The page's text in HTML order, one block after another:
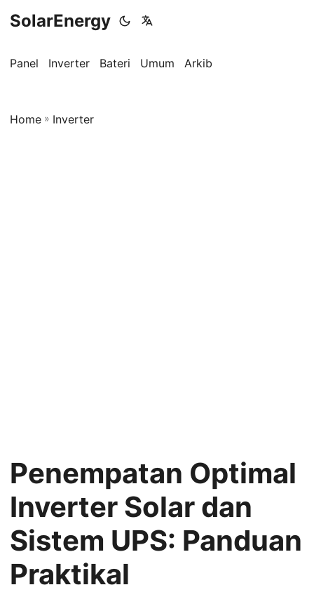
SolarEnergy
Panel Inverter Bateri Umum Arkib
Home » Inverter
Penempatan Optimal
Inverter Solar dan
Sistem UPS: Panduan
Praktikal